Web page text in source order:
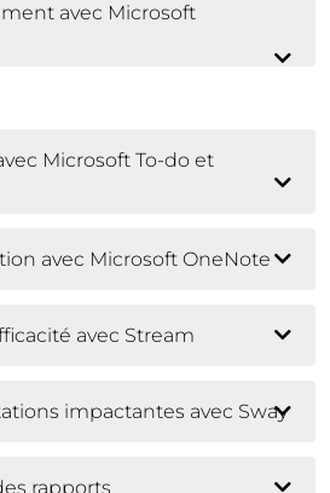
avec Microsoft
Microsoft To-do et
avec Microsoft OneNote
avec Stream
impactantes avec Sway
rapports